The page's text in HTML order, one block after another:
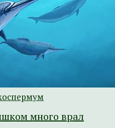
много врал